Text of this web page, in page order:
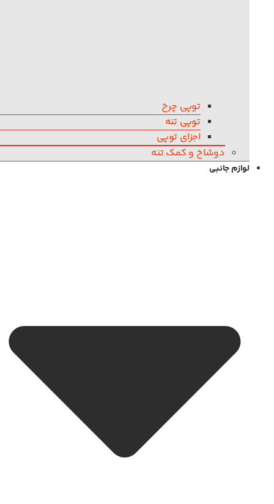
توپی چرخ
توپی تنه
اجزای توپی
دوشاخ و کمک تنه
لوازم جانبی